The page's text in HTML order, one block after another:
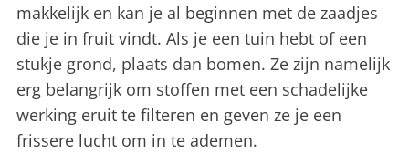
makkelijk en kan je al beginnen met de zaadjes
die je in fruit vindt. Als je een tuin hebt of een
stukje grond, plaats dan bomen. Ze zijn namelijk
erg belangrijk om stoffen met een schadelijke
werking eruit te filteren en geven ze je een
frissere lucht om in te ademen.